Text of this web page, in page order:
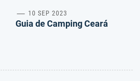
10 SEP 2023
Guia de Camping Ceará